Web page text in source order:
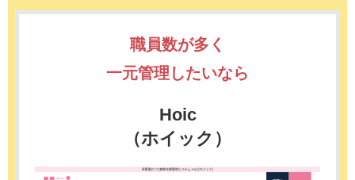
職員数が多く
一元管理したいなら
Hoic
（ホイック）